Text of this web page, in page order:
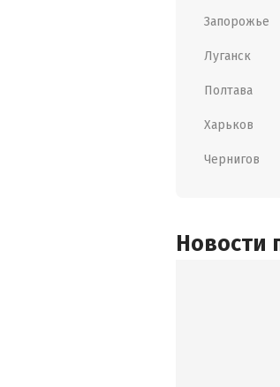
Запорожье
Луганск
Полтава
Харьков
Чернигов
Новости